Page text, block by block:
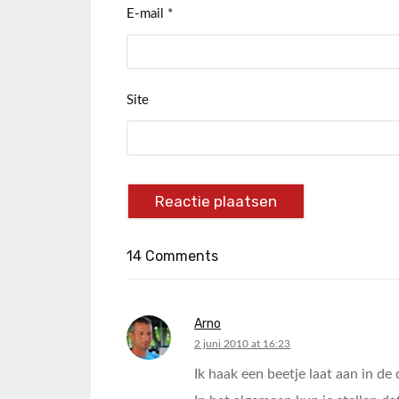
E-mail *
Site
14 Comments
Arno
says:
2 juni 2010 at 16:23
Ik haak een beetje laat aan in de